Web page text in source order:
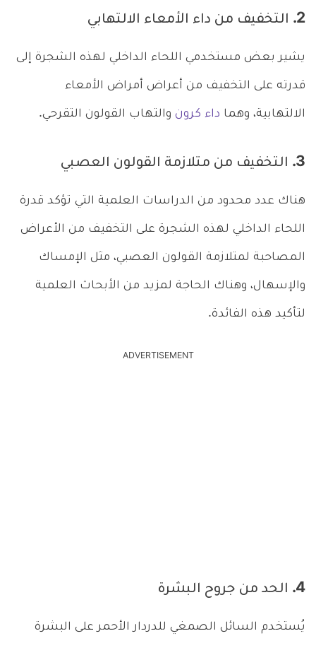
2. التخفيف من داء الأمعاء الالتهابي
يشير بعض مستخدمي اللحاء الداخلي لهذه الشجرة إلى
قدرته على التخفيف من أعراض أمراض الأمعاء
الالتهابية، وهما داء كرون والتهاب القولون التقرحي.
3. التخفيف من متلازمة القولون العصبي
هناك عدد محدود من الدراسات العلمية التي تؤكد قدرة
اللحاء الداخلي لهذه الشجرة على التخفيف من الأعراض
المصاحبة لمتلازمة القولون العصبي، مثل الإمساك
والإسهال، وهناك الحاجة لمزيد من الأبحاث العلمية
لتأكيد هذه الفائدة.
ADVERTISEMENT
4. الحد من جروح البشرة
يُستخدم السائل الصمغي للدردار الأحمر على البشرة